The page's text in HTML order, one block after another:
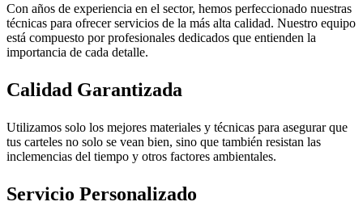
Con años de experiencia en el sector, hemos perfeccionado nuestras
técnicas para ofrecer servicios de la más alta calidad. Nuestro equipo
está compuesto por profesionales dedicados que entienden la
importancia de cada detalle.
Calidad Garantizada
Utilizamos solo los mejores materiales y técnicas para asegurar que
tus carteles no solo se vean bien, sino que también resistan las
inclemencias del tiempo y otros factores ambientales.
Servicio Personalizado